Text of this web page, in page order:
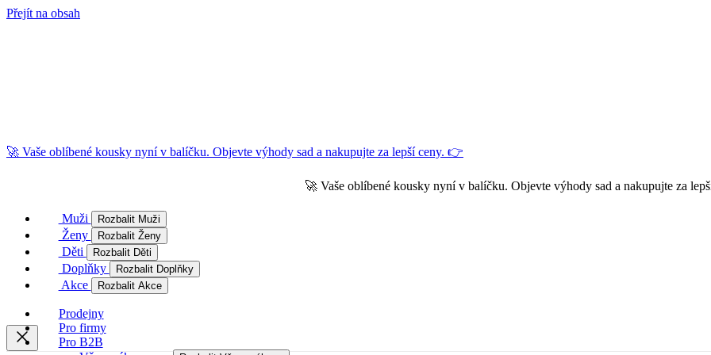
Přejít na obsah
🚀 Vaše oblíbené kousky nyní v balíčku. Objevte výhody sad a nakupujte za lepší ceny. 👉
🚀 Vaše oblíbené kousky nyní v balíčku. Objevte výhody sad a nakupujte za
Muži Rozbalit Muži
Ženy Rozbalit Ženy
Děti Rozbalit Děti
Doplňky Rozbalit Doplňky
Akce Rozbalit Akce
Prodejny
Pro firmy
Pro B2B